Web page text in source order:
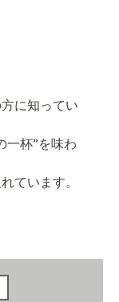
に知ってい
一杯”を味わ
ています。